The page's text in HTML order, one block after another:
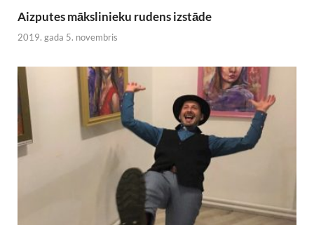
Aizputes mākslinieku rudens izstāde
2019. gada 5. novembris